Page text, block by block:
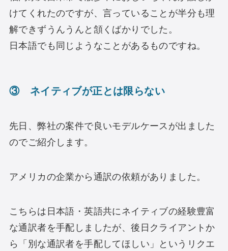
けてくれたのですが、言っていることが半分も理
解できずうんうんと頷くばかりでした。
日本語でも同じようなことがあるものですね。
③ ネイティブが正とは限らない
先日、弊社の案件で良いモデルケースが出ました
のでご紹介します。
アメリカの企業から通訳の依頼がありました。
こちらは日本語・英語共にネイティブの経験豊富
な通訳者を手配しましたが、後日クライアントか
ら「別な通訳者を手配してほしい」というリクエ